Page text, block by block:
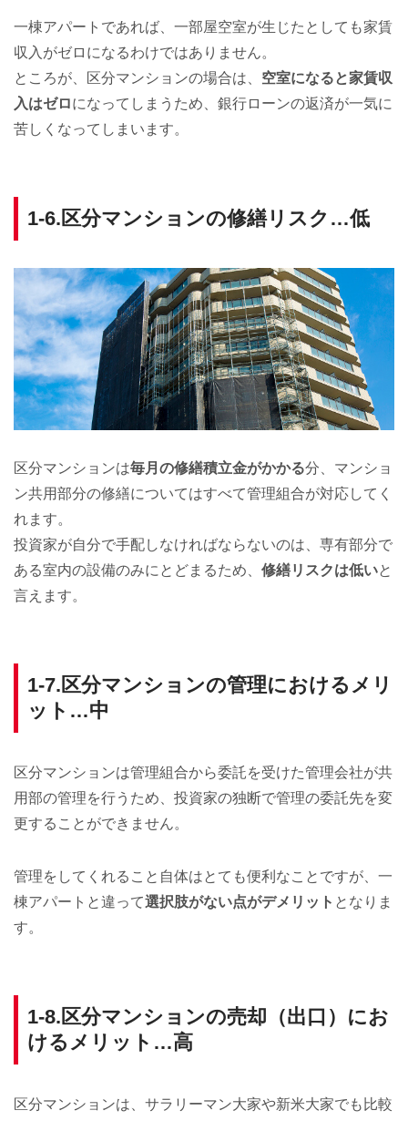
一棟アパートであれば、一部屋空室が生じたとしても家賃
収入がゼロになるわけではありません。
ところが、区分マンションの場合は、 空室になると家賃収
入はゼロになってしまうため、銀行ローンの返済が一気に
苦しくなってしまいます。
1-6.区分マンションの修繕リスク…低
区分マンションは毎月の修繕積立金がかかる分、マンショ
ン共用部分の修繕についてはすべて管理組合が対応してく
れます。
投資家が自分で手配しなければならないのは、専有部分で
ある室内の設備のみにとどまるため、 修繕リスクは低いと
言えます。
1-7.区分マンションの管理におけるメリ
ット…中
区分マンションは管理組合から委託を受けた管理会社が共
用部の管理を行うため、投資家の独断で管理の委託先を変
更することができません。
管理をしてくれること自体はとても便利なことですが、一
棟アパートと違って選択肢がない点がデメリット となりま
す。
1-8.区分マンションの売却（出口）にお
けるメリット…高
区分マンションは、サラリーマン大家や新米大家でも比較